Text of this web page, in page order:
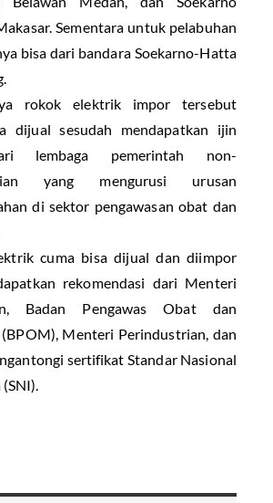
Sementara untuk pelabuhan
bisa dari bandara Soekarno-Hatta
rokok elektrik impor tersebut
dijual sesudah mendapatkan ijin
lembaga pemerintah non-
yang mengurusi urusan
di sektor pengawasan obat dan
cuma bisa dijual dan diimpor
rekomendasi dari Menteri
Badan Pengawas Obat dan
Menteri Perindustrian, dan
sertifikat Standar Nasional